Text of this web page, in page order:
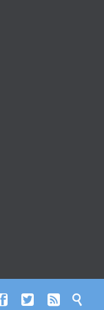
  